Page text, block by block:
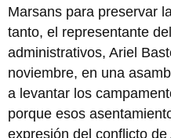
Marsans para preservar
tanto, el representante
administrativos, Ariel
noviembre, en una
a levantar los
porque esos
expresión del conflicto de